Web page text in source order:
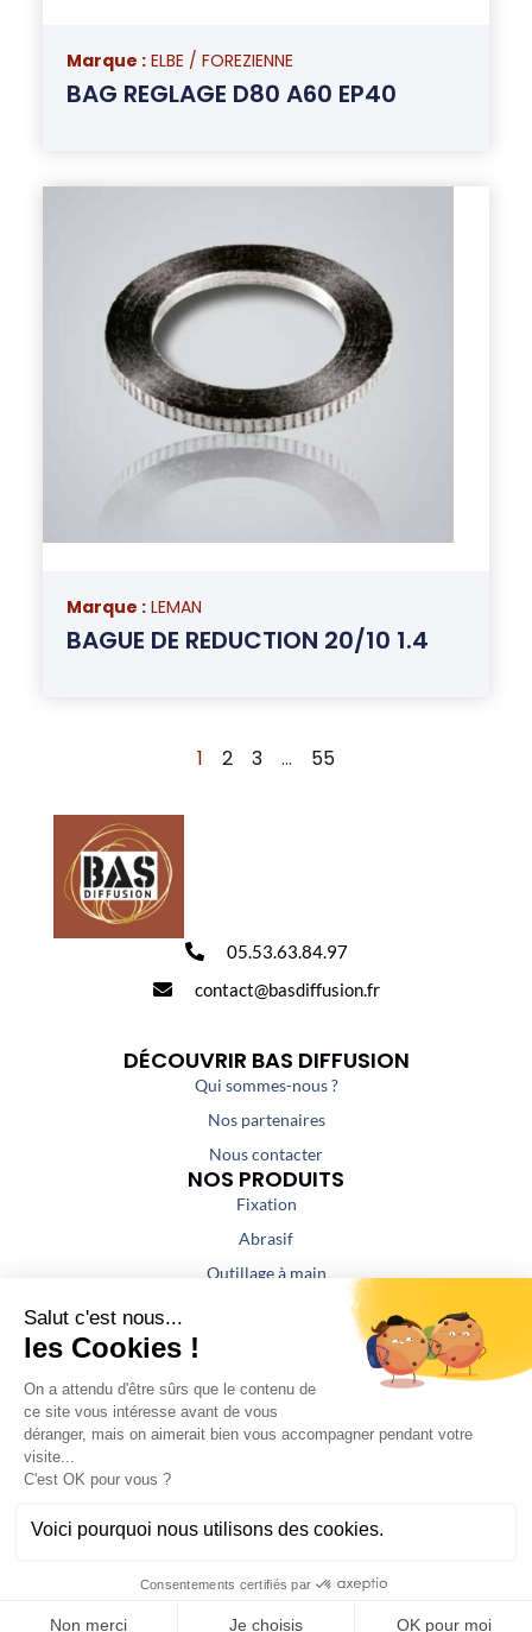
Marque : ELBE / FOREZIENNE
BAG REGLAGE D80 A60 EP40
Marque : LEMAN
BAGUE DE REDUCTION 20/10 1.4
1 2 3 … 55
05.53.63.84.97
contact@basdiffusion.fr
DÉCOUVRIR BAS DIFFUSION
Qui sommes-nous ?
Nos partenaires
Nous contacter
NOS PRODUITS
Fixation
Abrasif
Outillage à main
NOS PRESTATIONS
Aspiration / Air comprimé
SAV